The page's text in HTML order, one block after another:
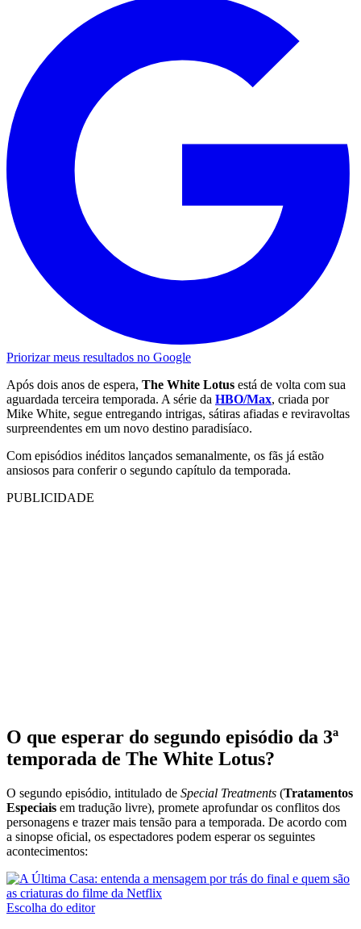
Priorizar meus resultados no Google
Após dois anos de espera, The White Lotus está de volta com sua
aguardada terceira temporada. A série da HBO/Max, criada por
Mike White, segue entregando intrigas, sátiras afiadas e reviravoltas
surpreendentes em um novo destino paradisíaco.
Com episódios inéditos lançados semanalmente, os fãs já estão
ansiosos para conferir o segundo capítulo da temporada.
PUBLICIDADE
O que esperar do segundo episódio da 3ª
temporada de The White Lotus?
O segundo episódio, intitulado de Special Treatments (Tratamentos
Especiais em tradução livre), promete aprofundar os conflitos dos
personagens e trazer mais tensão para a temporada. De acordo com
a sinopse oficial, os espectadores podem esperar os seguintes
acontecimentos:
Escolha do editor